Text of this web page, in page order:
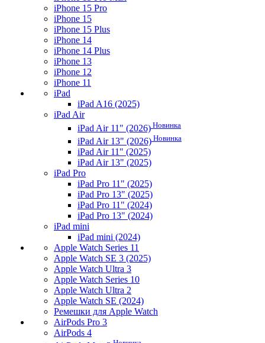
iPhone 15 Pro
iPhone 15
iPhone 15 Plus
iPhone 14
iPhone 14 Plus
iPhone 13
iPhone 12
iPhone 11
iPad
iPad A16 (2025)
iPad Air
iPad Air 11" (2026) Новинка
iPad Air 13" (2026) Новинка
iPad Air 11" (2025)
iPad Air 13" (2025)
iPad Pro
iPad Pro 11" (2025)
iPad Pro 13" (2025)
iPad Pro 11" (2024)
iPad Pro 13" (2024)
iPad mini
iPad mini (2024)
Apple Watch Series 11
Apple Watch SE 3 (2025)
Apple Watch Ultra 3
Apple Watch Series 10
Apple Watch Ultra 2
Apple Watch SE (2024)
Ремешки для Apple Watch
AirPods Pro 3
AirPods 4